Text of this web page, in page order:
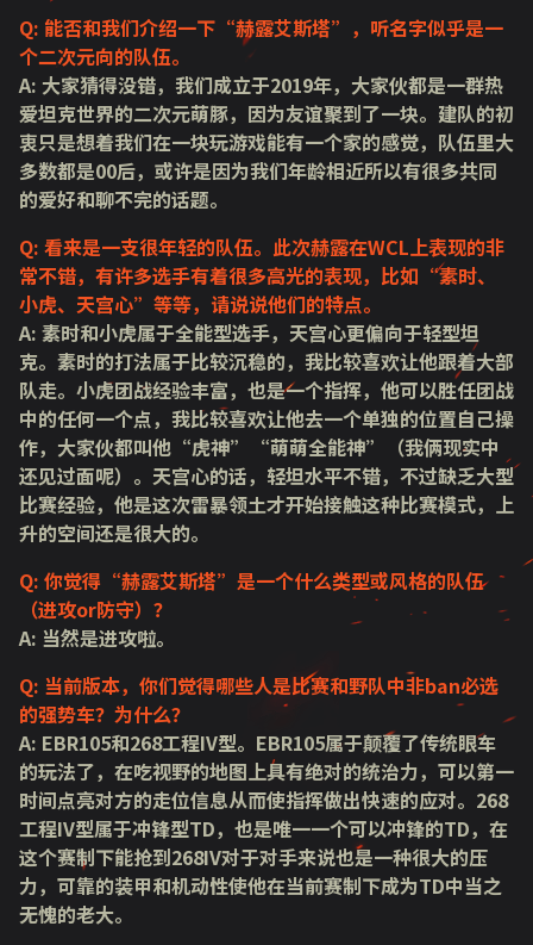
Q: 能否和我们介绍一下“赫露艾斯塔”，听名字似乎是一
个二次元向的队伍。
A: 大家猜得没错，我们成立于2019年，大家伙都是一群热
爱坦克世界的二次元萌豚，因为友谊聚到了一块。建队的初
衷只是想着我们在一块玩游戏能有一个家的感觉，队伍里大
多数都是00后，或许是因为我们年龄相近所以有很多共同
的爱好和聊不完的话题。
Q: 看来是一支很年轻的队伍。此次赫露在WCL上表现的非
常不错，有许多选手有着很多高光的表现，比如“素时、
小虎、天宫心”等等，请说说他们的特点。
A: 素时和小虎属于全能型选手，天宫心更偏向于轻型坦
克。素时的打法属于比较沉稳的，我比较喜欢让他跟着大部
队走。小虎团战经验丰富，也是一个指挥，他可以胜任团战
中的任何一个点，我比较喜欢让他去一个单独的位置自己操
作，大家伙都叫他“虎神”“萌萌全能神”（我俩现实中
还见过面呢）。天宫心的话，轻坦水平不错，不过缺乏大型
比赛经验，他是这次雷暴领土才开始接触这种比赛模式，上
升的空间还是很大的。
Q: 你觉得“赫露艾斯塔”是一个什么类型或风格的队伍
（进攻or防守）？
A: 当然是进攻啦。
Q: 当前版本，你们觉得哪些人是比赛和野队中非ban必选
的强势车？为什么？
A: EBR105和268工程IV型。EBR105属于颠覆了传统眼车
的玩法了，在吃视野的地图上具有绝对的统治力，可以第一
时间点亮对方的走位信息从而使指挥做出快速的应对。268
工程IV型属于冲锋型TD，也是唯一一个可以冲锋的TD，在
这个赛制下能抢到268IV对于对手来说也是一种很大的压
力，可靠的装甲和机动性使他在当前赛制下成为TD中当之
无愧的老大。